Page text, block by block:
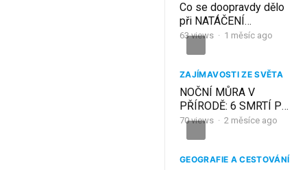
Co se doopravdy dělo
při NATÁČENÍ
VINNETOUA … tohle ti
63views · 1 měsíc ago
ZAJÍMAVOSTI ZE SVĚTA
NOČNÍ MŮRA V
PŘÍRODĚ: 6 SMRTÍ PŘI
KEMPU
70views · 2 měsíce ago
GEOGRAFIE A CESTOVÁNÍ